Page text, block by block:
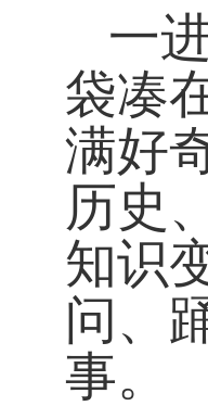
一
袋凑
满好
历史
知识
问、
事。